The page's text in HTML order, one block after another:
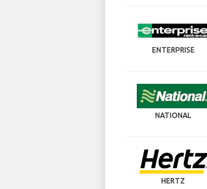
ENTERPRISE
NATIONAL
HERTZ